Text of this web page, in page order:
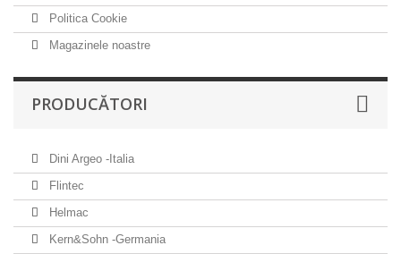
Politica Cookie
Magazinele noastre
PRODUCĂTORI
Dini Argeo -Italia
Flintec
Helmac
Kern&Sohn -Germania